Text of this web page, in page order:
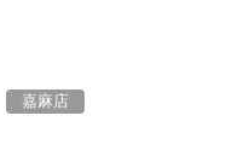
嘉麻店